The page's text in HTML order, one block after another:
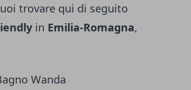
trovare qui di seguito
in Emilia-Romagna,
Wanda